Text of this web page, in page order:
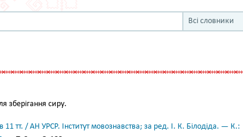
Всі словники
зберігання сиру.
11 тт. / АН УРСР. Інститут мовознавства; за ред. І. К. Білодіда. — К.: